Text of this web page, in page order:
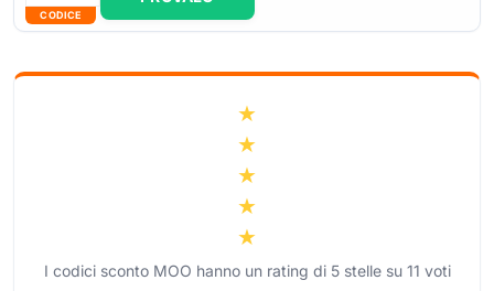
CODICE
I codici sconto MOO hanno un rating di 5stelle su 11 voti